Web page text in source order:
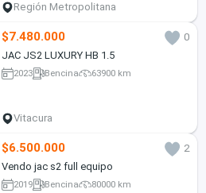
Región Metropolitana
$7.480.000
0
JAC JS2 LUXURY HB 1.5
2023 Bencina 63900 km
Vitacura
$6.500.000
2
Vendo jac s2 full equipo
2019 Bencina 80000 km